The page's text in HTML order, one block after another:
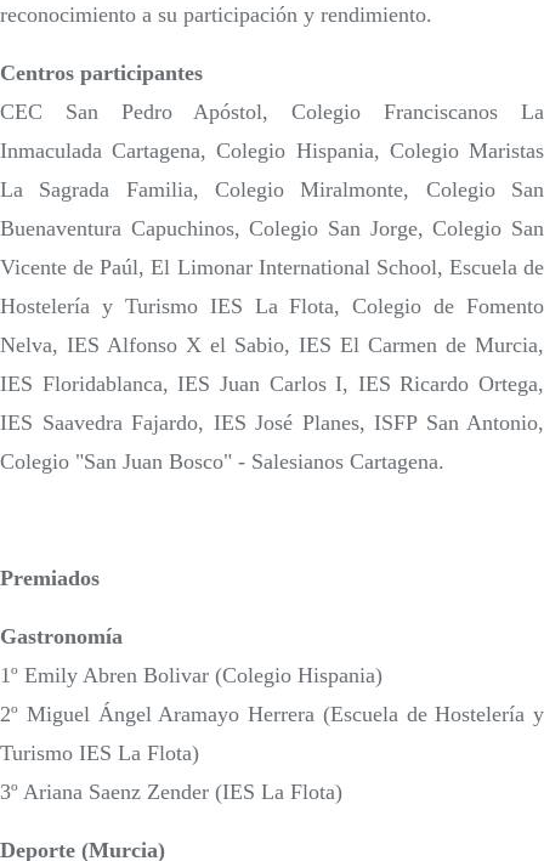
reconocimiento a su participación y rendimiento.
Centros participantes
CEC San Pedro Apóstol, Colegio Franciscanos La
Inmaculada Cartagena, Colegio Hispania, Colegio Maristas
La Sagrada Familia, Colegio Miralmonte, Colegio San
Buenaventura Capuchinos, Colegio San Jorge, Colegio San
Vicente de Paúl, El Limonar International School, Escuela de
Hostelería y Turismo IES La Flota, Colegio de Fomento
Nelva, IES Alfonso X el Sabio, IES El Carmen de Murcia,
IES Floridablanca, IES Juan Carlos I, IES Ricardo Ortega,
IES Saavedra Fajardo, IES José Planes, ISFP San Antonio,
Colegio "San Juan Bosco" - Salesianos Cartagena.
Premiados
Gastronomía
1º Emily Abren Bolivar (Colegio Hispania)
2º Miguel Ángel Aramayo Herrera (Escuela de Hostelería y
Turismo IES La Flota)
3º Ariana Saenz Zender (IES La Flota)
Deporte (Murcia)